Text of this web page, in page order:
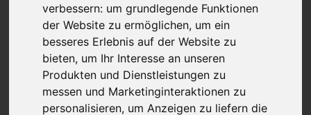
verbessern: um grundlegende Funktionen
der Website zu ermöglichen, um ein
besseres Erlebnis auf der Website zu
bieten, um Ihr Interesse an unseren
Produkten und Dienstleistungen zu
messen und Marketinginteraktionen zu
personalisieren, um Anzeigen zu liefern die
HILFEBEREICH -
FRAGEN UND
ANTWORTEN